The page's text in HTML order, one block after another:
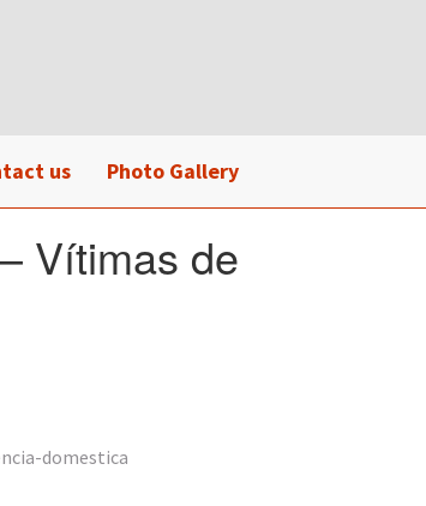
us Photo Gallery
Vítimas de
domestica